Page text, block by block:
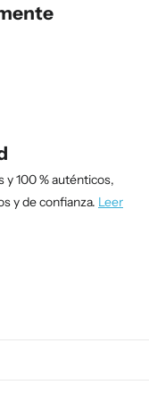
100 % auténticos,
y de confianza. Leer